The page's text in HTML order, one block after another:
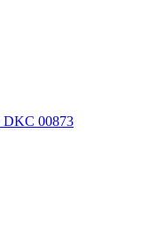
DKC 00873